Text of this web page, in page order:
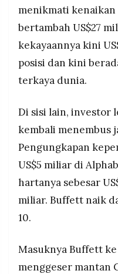
menikmati
bertambah US$27
kekayaannya kini
posisi dan kini
terkaya dunia.
Di sisi lain, investor
kembali menembus
Pengungkapan
US$5 miliar di
hartanya sebesar
miliar. Buffett naik
10.
Masuknya Buffett
menggeser mantan